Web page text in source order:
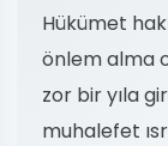
Hükümet
önlem alma
zor bir yıla
muhalefet